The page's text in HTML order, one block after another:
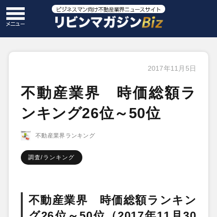
2017年11月5日
不動産業界 時価総額ラ
ンキング26位～50位
不動産業界ランキング
調査/ランキング
不動産業界 時価総額ランキン